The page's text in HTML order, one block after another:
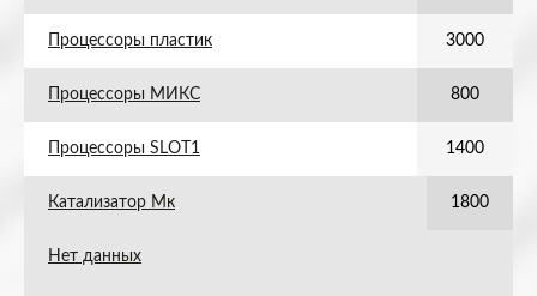
Процессоры пластик 3000
Процессоры МИКС 800
Процессоры SLOT1 1400
Катализатор Мк 1800
Нет данных